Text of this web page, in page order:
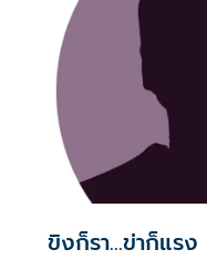
ขิงก็รา...ข่าก็แรง